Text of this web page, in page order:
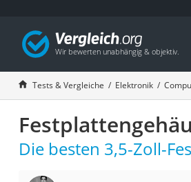
Tests & Vergleiche Elektronik
Die besten 3,5-Zoll-